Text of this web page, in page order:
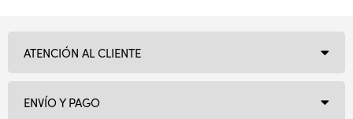
ATENCIÓN AL CLIENTE
ENVÍO Y PAGO